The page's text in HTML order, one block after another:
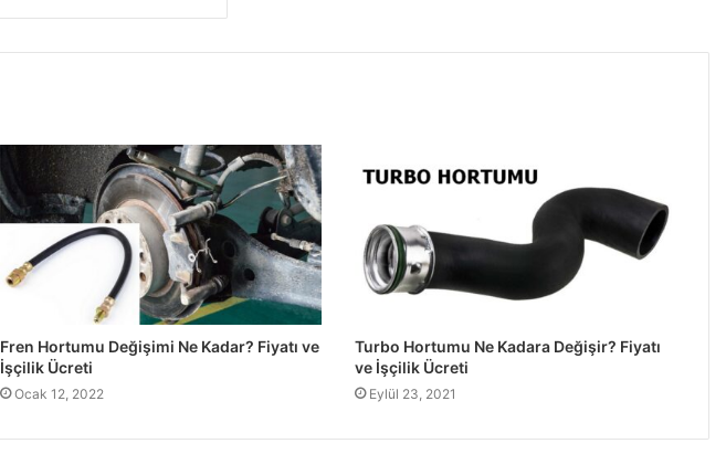
Fren Hortumu Değişimi Ne Kadar? Fiyatı ve
İşçilik Ücreti
Ocak 12, 2022
Turbo Hortumu Ne Kadara Değişir? Fiyatı
ve İşçilik Ücreti
Eylül 23, 2021